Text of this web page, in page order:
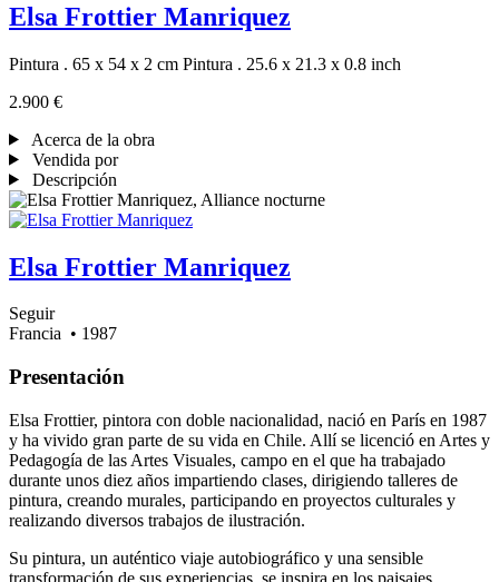
Elsa Frottier Manriquez
Pintura . 65 x 54 x 2 cm Pintura . 25.6 x 21.3 x 0.8 inch
2.900 €
Acerca de la obra
Vendida por
Descripción
Elsa Frottier Manriquez
Seguir
Francia • 1987
Presentación
Elsa Frottier, pintora con doble nacionalidad, nació en París en 1987
y ha vivido gran parte de su vida en Chile. Allí se licenció en Artes y
Pedagogía de las Artes Visuales, campo en el que ha trabajado
durante unos diez años impartiendo clases, dirigiendo talleres de
pintura, creando murales, participando en proyectos culturales y
realizando diversos trabajos de ilustración.
Su pintura, un auténtico viaje autobiográfico y una sensible
transformación de sus experiencias, se inspira en los paisajes